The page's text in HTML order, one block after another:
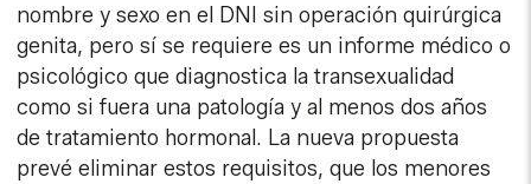
nombre y sexo en el DNI sin operación quirúrgica
genita, pero sí se requiere es un informe médico o
psicológico que diagnostica la transexualidad
como si fuera una patología y al menos dos años
de tratamiento hormonal. La nueva propuesta
prevé eliminar estos requisitos, que los menores